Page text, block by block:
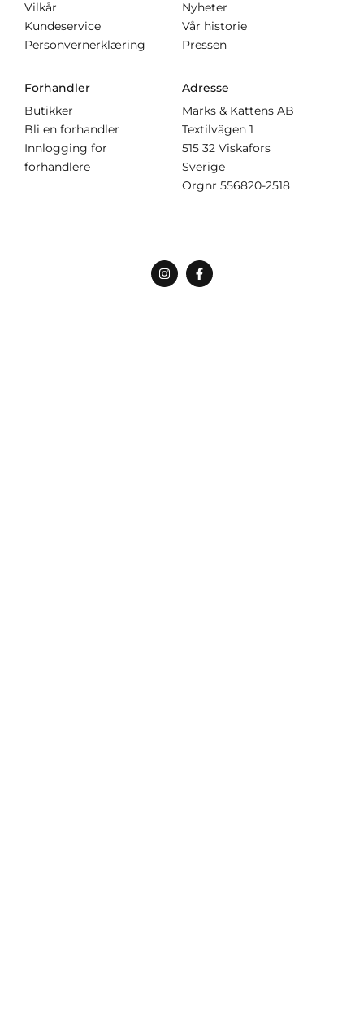
Vilkår
Kundeservice
Personvernerklæring
Nyheter
Vår historie
Pressen
Forhandler
Butikker
Bli en forhandler
Innlogging for
forhandlere
Adresse
Marks & Kattens AB
Textilvägen 1
515 32 Viskafors
Sverige
Orgnr 556820-2518